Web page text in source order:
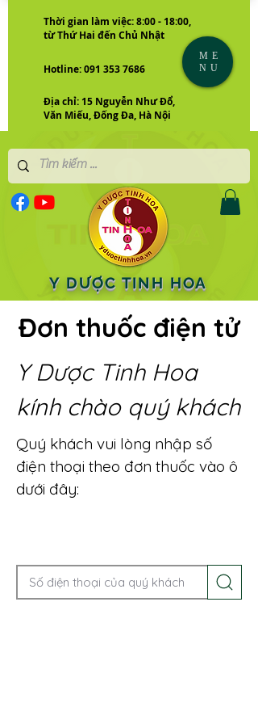
Thời gian làm việc: 8:00 - 18:00,
từ Thứ Hai đến Chủ Nhật
Hotline: 091 353 7686
Địa chỉ: 15 Nguyễn Như Đổ,
Văn Miếu, Đống Đa, Hà Nội
Y DƯỢC TINH HOA
ME
NU
Đơn thuốc điện tử
Y Dược Tinh Hoa
kính chào quý khách
Quý khách vui lòng nhập số
điện thoại theo đơn thuốc vào ô
dưới đây: